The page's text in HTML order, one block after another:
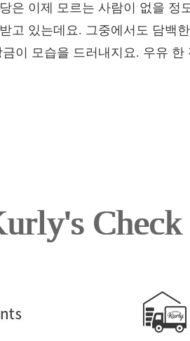
은 이제 모르는 사람이 없을 정
고 있는데요. 그중에서도 담백
이 모습을 드러내지요. 우유